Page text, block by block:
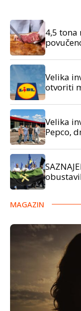
4,5 tona
Velika
otvoriti
Velika
Pepco,
MAGAZIN